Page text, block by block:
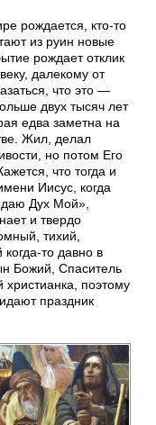
рождается, кто-то
из руин новые
рождает отклик
далекому от
что это —
двух тысяч лет
едва заметна на
Жил, делал
но потом Его
что тогда и
Иисус, когда
Дух Мой»,
и твердо
тихий,
то давно в
Божий, Спаситель
поэтому
праздник